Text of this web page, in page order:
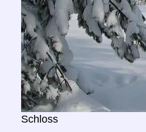
Schloss